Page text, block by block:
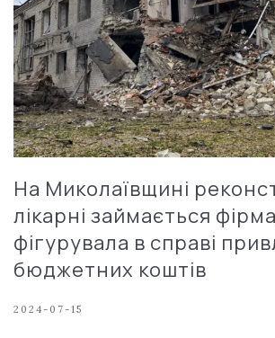
На Миколаївщині
лікарні займається
фігурувала в справі
бюджетних коштів
2024-07-15